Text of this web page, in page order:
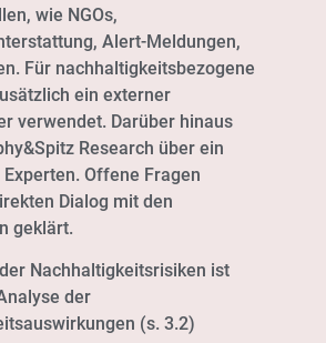
wie NGOs,
Alert-Meldungen,
Für nachhaltigkeitsbezogene
ein externer
verwendet. Darüber hinaus
Research über ein
Offene Fragen
Dialog mit den
geklärt.
Nachhaltigkeitsrisiken ist
der
(s. 3.2)